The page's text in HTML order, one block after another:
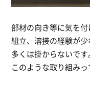
部材の向き等に気を付
組立、溶接の経験が
多くは掛からないです。
このような取り組み